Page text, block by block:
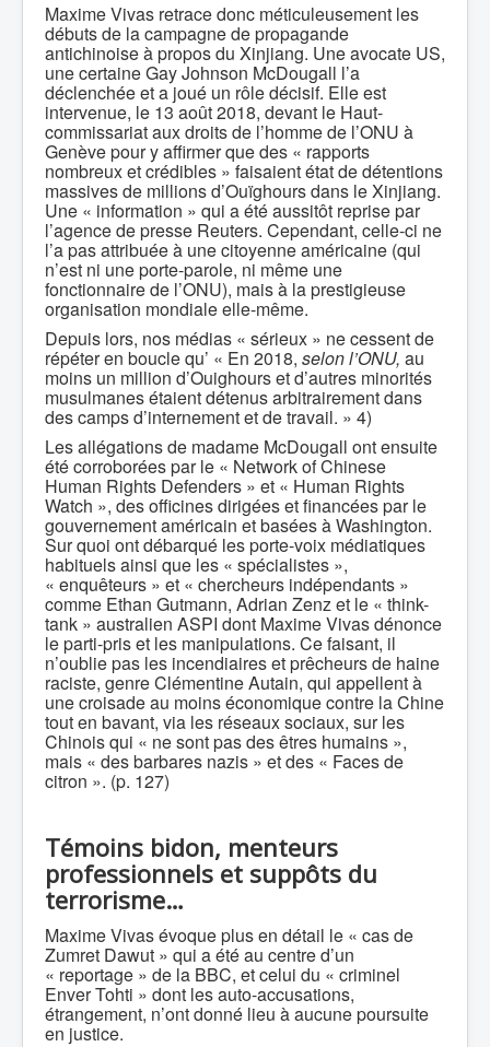
Maxime Vivas retrace donc méticuleusement les
débuts de la campagne de propagande
antichinoise à propos du Xinjiang. Une avocate US,
une certaine Gay Johnson McDougall l’a
déclenchée et a joué un rôle décisif. Elle est
intervenue, le 13 août 2018, devant le Haut-
commissariat aux droits de l’homme de l’ONU à
Genève pour y affirmer que des « rapports
nombreux et crédibles » faisaient état de détentions
massives de millions d’Ouïghours dans le Xinjiang.
Une « information » qui a été aussitôt reprise par
l’agence de presse Reuters. Cependant, celle-ci ne
l’a pas attribuée à une citoyenne américaine (qui
n’est ni une porte-parole, ni même une
fonctionnaire de l’ONU), mais à la prestigieuse
organisation mondiale elle-même.
Depuis lors, nos médias « sérieux » ne cessent de
répéter en boucle qu’ « En 2018, selon l’ONU, au
moins un million d’Ouighours et d’autres minorités
musulmanes étaient détenus arbitrairement dans
des camps d’internement et de travail. » 4)
Les allégations de madame McDougall ont ensuite
été corroborées par le « Network of Chinese
Human Rights Defenders » et « Human Rights
Watch », des officines dirigées et financées par le
gouvernement américain et basées à Washington.
Sur quoi ont débarqué les porte-voix médiatiques
habituels ainsi que les « spécialistes »,
« enquêteurs » et « chercheurs indépendants »
comme Ethan Gutmann, Adrian Zenz et le « think-
tank » australien ASPI dont Maxime Vivas dénonce
le parti-pris et les manipulations. Ce faisant, il
n’oublie pas les incendiaires et prêcheurs de haine
raciste, genre Clémentine Autain, qui appellent à
une croisade au moins économique contre la Chine
tout en bavant, via les réseaux sociaux, sur les
Chinois qui « ne sont pas des êtres humains »,
mais « des barbares nazis » et des « Faces de
citron ». (p. 127)
Témoins bidon, menteurs
professionnels et suppôts du
terrorisme…
Maxime Vivas évoque plus en détail le « cas de
Zumret Dawut » qui a été au centre d’un
« reportage » de la BBC, et celui du « criminel
Enver Tohti » dont les auto-accusations,
étrangement, n’ont donné lieu à aucune poursuite
en justice.